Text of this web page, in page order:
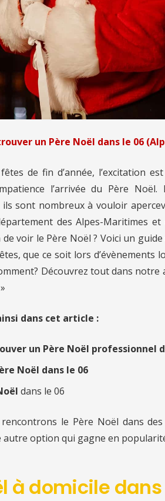
un Père Noël dans le 06
fêtes de fin d’année, l’excitation
l’arrivée du Père
ils sont nombreux à vouloir
des Alpes-Maritimes
de voir le Père Noël ? Voici un
que ce soit lors
Découvrez tout dans
dans cet article :
un Père Noël professionnel
Noël dans le 06
dans le 06
le Père Noël dans des
autre option qui gagne en
à domicile